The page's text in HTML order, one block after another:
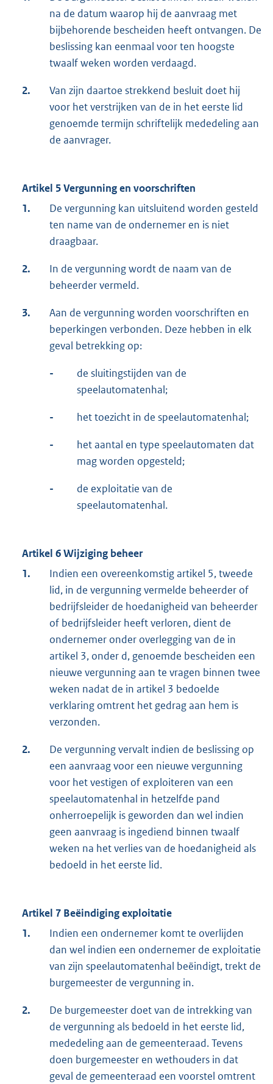
na de datum waarop hij de aanvraag met
bijbehorende bescheiden heeft ontvangen. De
beslissing kan eenmaal voor ten hoogste
twaalf weken worden verdaagd.
2.
Van zijn daartoe strekkend besluit doet hij
voor het verstrijken van de in het eerste lid
genoemde termijn schriftelijk mededeling aan
de aanvrager.
Artikel 5 Vergunning en voorschriften
1.
De vergunning kan uitsluitend worden gesteld
ten name van de ondernemer en is niet
draagbaar.
2.
In de vergunning wordt de naam van de
beheerder vermeld.
3.
Aan de vergunning worden voorschriften en
beperkingen verbonden. Deze hebben in elk
geval betrekking op:
-
de sluitingstijden van de
speelautomatenhal;
- het toezicht in de speelautomatenhal;
-
het aantal en type speelautomaten dat
mag worden opgesteld;
-
de exploitatie van de
speelautomatenhal.
Artikel 6 Wijziging beheer
1.
Indien een overeenkomstig artikel 5, tweede
lid, in de vergunning vermelde beheerder of
bedrijfsleider de hoedanigheid van beheerder
of bedrijfsleider heeft verloren, dient de
ondernemer onder overlegging van de in
artikel 3, onder d, genoemde bescheiden een
nieuwe vergunning aan te vragen binnen twee
weken nadat de in artikel 3 bedoelde
verklaring omtrent het gedrag aan hem is
verzonden.
2.
De vergunning vervalt indien de beslissing op
een aanvraag voor een nieuwe vergunning
voor het vestigen of exploiteren van een
speelautomatenhal in hetzelfde pand
onherroepelijk is geworden dan wel indien
geen aanvraag is ingediend binnen twaalf
weken na het verlies van de hoedanigheid als
bedoeld in het eerste lid.
Artikel 7 Beëindiging exploitatie
1.
Indien een ondernemer komt te overlijden
dan wel indien een ondernemer de exploitatie
van zijn speelautomatenhal beëindigt, trekt de
burgemeester de vergunning in.
2.
De burgemeester doet van de intrekking van
de vergunning als bedoeld in het eerste lid,
mededeling aan de gemeenteraad. Tevens
doen burgemeester en wethouders in dat
geval de gemeenteraad een voorstel omtrent